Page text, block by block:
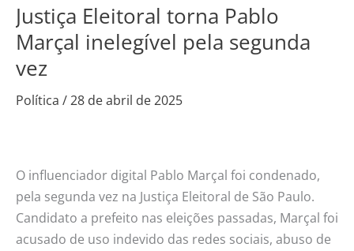
Justiça Eleitoral torna Pablo
Marçal inelegível pela segunda
vez
Política /28 de abril de 2025
O influenciador digital Pablo Marçal foi condenado,
pela segunda vez na Justiça Eleitoral de São Paulo.
Candidato a prefeito nas eleições passadas, Marçal foi
acusado de uso indevido das redes sociais, abuso de
Justiça
Eleitoral
torna
Pablo
Marçal
vez